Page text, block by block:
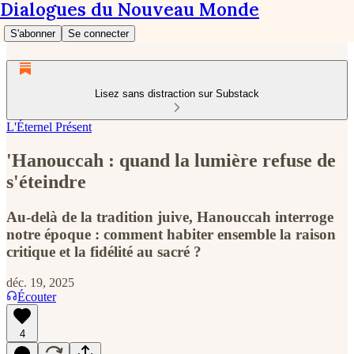
Dialogues du Nouveau Monde
S'abonner Se connecter
Lisez sans distraction sur Substack
L'Éternel Présent
'Hanouccah : quand la lumière refuse de
s'éteindre
Au-delà de la tradition juive, Hanouccah interroge
notre époque : comment habiter ensemble la raison
critique et la fidélité au sacré ?
déc. 19, 2025
Écouter
4